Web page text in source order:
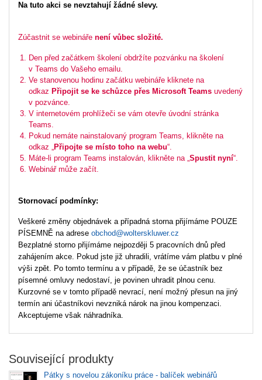
Na tuto akci se nevztahují žádné slevy.
Zúčastnit se webináře není vůbec složité.
Den před začátkem školení obdržíte pozvánku na školení
v Teams do Vašeho emailu.
Ve stanovenou hodinu začátku webináře kliknete na
odkaz Připojit se ke schůzce přes Microsoft Teams uvedený
v pozvánce.
V internetovém prohlížeči se vám otevře úvodní stránka
Teams.
Pokud nemáte nainstalovaný program Teams, klikněte na
odkaz „Připojte se místo toho na webu“.
Máte-li program Teams instalován, klikněte na „Spustit nyní“.
Webinář může začít.
Stornovací podmínky:
Veškeré změny objednávek a případná storna přijímáme POUZE
PÍSEMNĚ na adrese obchod@wolterskluwer.cz
Bezplatné storno přijímáme nejpozději 5 pracovních dnů před
zahájením akce. Pokud jste již uhradili, vrátíme vám platbu v plné
výši zpět. Po tomto termínu a v případě, že se účastník bez
písemné omluvy nedostaví, je povinen uhradit plnou cenu.
Kurzovné se v tomto případě nevrací, není možný přesun na jiný
termín ani účastníkovi nevzniká nárok na jinou kompenzaci.
Akceptujeme však náhradníka.
Související produkty
Pátky s novelou zákoníku práce - balíček webinářů